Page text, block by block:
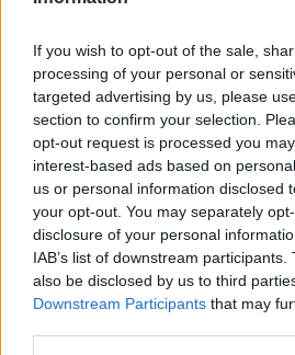
If you wish to opt-out of the sale,
processing of your personal or
targeted advertising by us, please
section to confirm your selection.
opt-out request is processed you
interest-based ads based on
us or personal information disclosed
your opt-out. You may separately
disclosure of your personal
IAB’s list of downstream
also be disclosed by us to third
Downstream Participants that may
Informacje
Kod producenta
C7700KS
Dane
Lexmark International
Route de Pre-Bois Case